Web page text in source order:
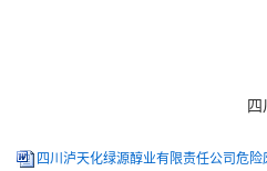
四
四川泸天化绿源醇业有限责任公司危